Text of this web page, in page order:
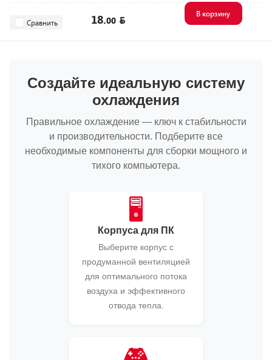
Сравнить 18.00
В корзину
Создайте идеальную систему
охлаждения
Правильное охлаждение — ключ к стабильности
и производительности. Подберите все
необходимые компоненты для сборки мощного и
тихого компьютера.
🖥️
Корпуса для ПК
Выберите корпус с
продуманной вентиляцией
для оптимального потока
воздуха и эффективного
отвода тепла.